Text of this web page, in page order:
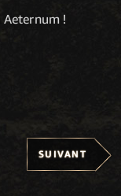
!
SUIVANT